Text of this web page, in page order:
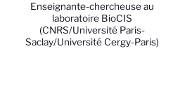
Enseignante-chercheuse au
laboratoire BioCIS
(CNRS/Université Paris-
Saclay/Université Cergy-Paris)